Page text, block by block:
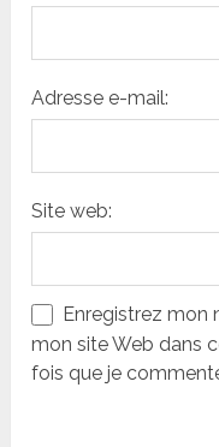
Adresse e-mail:
Site web:
Enregistrez mon
mon site Web dans
fois que je